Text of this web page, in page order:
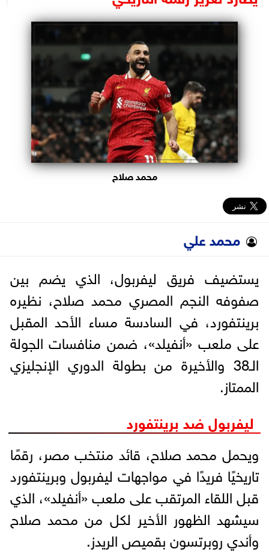
البرلمان
الأحزاب
محمد صلاح
محمد علي
يستضيف فريق ليفربول، الذي يضم بين
صفوفه النجم المصري محمد صلاح، نظيره
برينتفورد، في السادسة مساء الأحد المقبل
على ملعب «أنفيلد»، ضمن منافسات الجولة
الـ38 والأخيرة من بطولة الدوري الإنجليزي
الممتاز.
ليفربول ضد برينتفورد
ويحمل محمد صلاح، قائد منتخب مصر، رقمًا
تاريخيًا فريدًا في مواجهات ليفربول وبرينتفورد
قبل اللقاء المرتقب على ملعب «أنفيلد»، الذي
سيشهد الظهور الأخير لكل من محمد صلاح
وأندي روبرتسون بقميص الريدز.